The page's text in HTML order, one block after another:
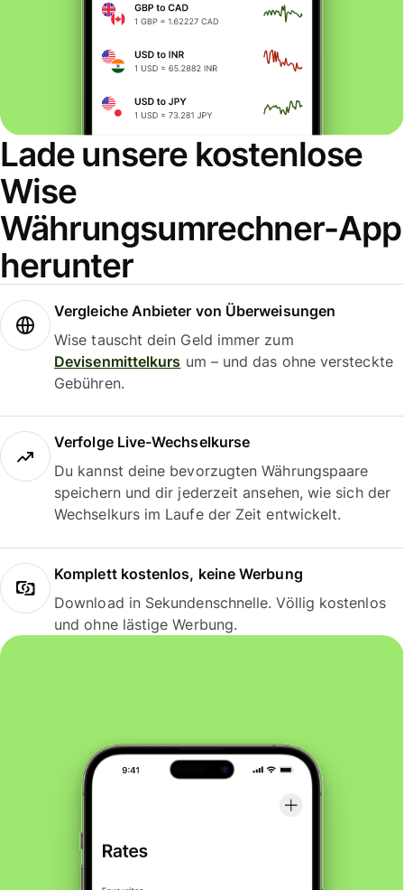
Lade unsere kostenlose
Wise
Währungsumrechner-App
herunter
Vergleiche Anbieter von Überweisungen
Wise tauscht dein Geld immer zum
Devisenmittelkurs um – und das ohne versteckte
Gebühren.
Verfolge Live-Wechselkurse
Du kannst deine bevorzugten Währungspaare
speichern und dir jederzeit ansehen, wie sich der
Wechselkurs im Laufe der Zeit entwickelt.
Komplett kostenlos, keine Werbung
Download in Sekundenschnelle. Völlig kostenlos
und ohne lästige Werbung.